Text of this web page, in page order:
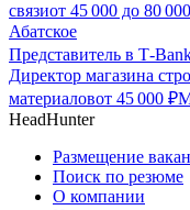
связиот 45 000 до 80 000
Абатское
Представитель в Т-
Директор магазина
материаловот 45 000 ₽
HeadHunter
Размещение
Поиск по резюме
О компании